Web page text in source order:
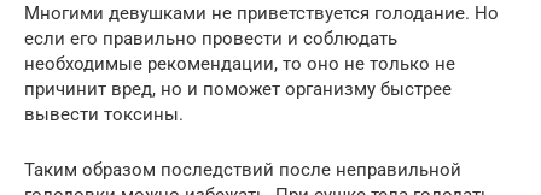
Многими девушками не приветствуется голодание. Но
если его правильно провести и соблюдать
необходимые рекомендации, то оно не только не
причинит вред, но и поможет организму быстрее
вывести токсины.
Таким образом последствий после неправильной